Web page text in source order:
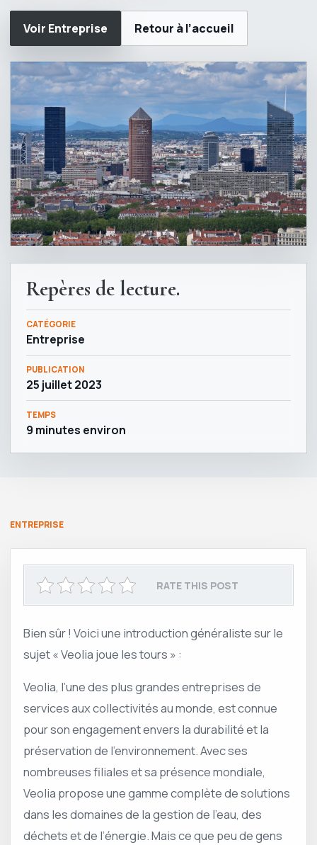
Voir Entreprise Retour à l’accueil
Repères de lecture.
CATÉGORIE
Entreprise
PUBLICATION
25 juillet 2023
TEMPS
9 minutes environ
ENTREPRISE
RATE THIS POST
Bien sûr ! Voici une introduction généraliste sur le
sujet « Veolia joue les tours » :
Veolia, l’une des plus grandes entreprises de
services aux collectivités au monde, est connue
pour son engagement envers la durabilité et la
préservation de l’environnement. Avec ses
nombreuses filiales et sa présence mondiale,
Veolia propose une gamme complète de solutions
dans les domaines de la gestion de l’eau, des
déchets et de l’énergie. Mais ce que peu de gens